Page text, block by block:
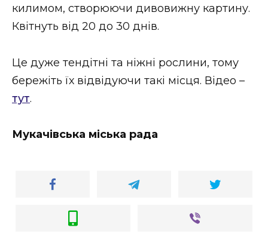
килимом, створюючи дивовижну картину.
Квітнуть від 20 до 30 днів.
Це дуже тендітні та ніжні рослини, тому
бережіть їх відвідуючи такі місця. Відео –
тут.
Мукачівська міська рада